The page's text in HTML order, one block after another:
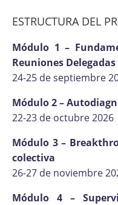
ESTRUCTURA DEL
Módulo 1 –
Reuniones Delegadas
24-25 de septiembre
Módulo 2 –
22-23 de octubre 2026
Módulo 3 –
colectiva
26-27 de noviembre
Módulo 4 –